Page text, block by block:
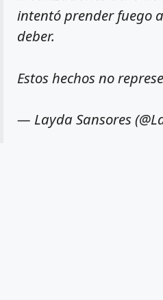
intentó prender fuego
deber.
Estos hechos no
— Layda Sansores